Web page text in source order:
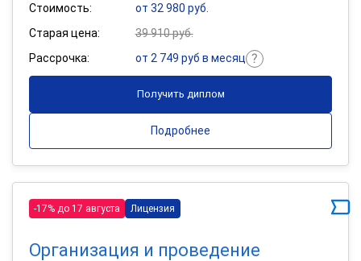
Стоимость:
от 32 980 руб.
Старая цена:
39 910 руб.
Рассрочка:
от 2 749 руб в месяц
Получить диплом
Подробнее
-17% до 17 августа Лицензия
Организация и проведение